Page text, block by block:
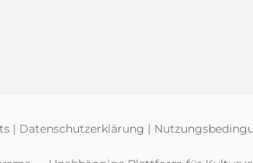
| Datenschutzerklärung |